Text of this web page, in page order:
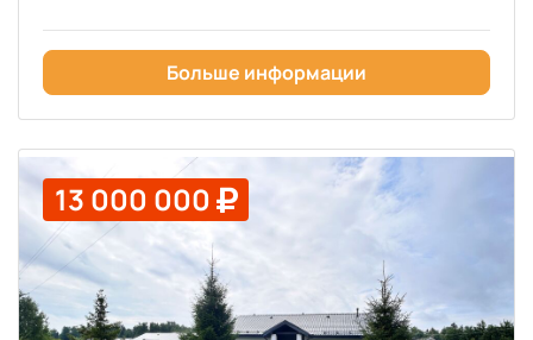
Больше информации
13 000 000